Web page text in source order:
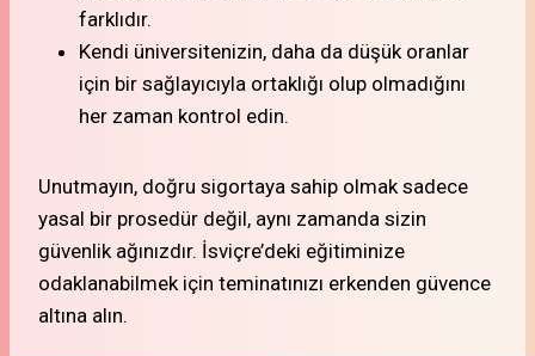
farklıdır.
Kendi üniversitenizin, daha da düşük oranlar
için bir sağlayıcıyla ortaklığı olup olmadığını
her zaman kontrol edin.
Unutmayın, doğru sigortaya sahip olmak sadece
yasal bir prosedür değil, aynı zamanda sizin
güvenlik ağınızdır. İsviçre’deki eğitiminize
odaklanabilmek için teminatınızı erkenden güvence
altına alın.